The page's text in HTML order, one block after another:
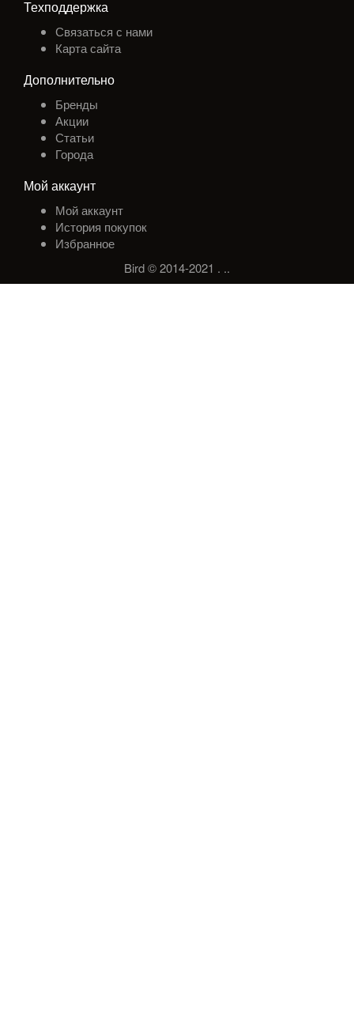
Техподдержка
Связаться с нами
Карта сайта
Дополнительно
Бренды
Акции
Статьи
Города
Мой аккаунт
Мой аккаунт
История покупок
Избранное
Bird © 2014-2021 . ..